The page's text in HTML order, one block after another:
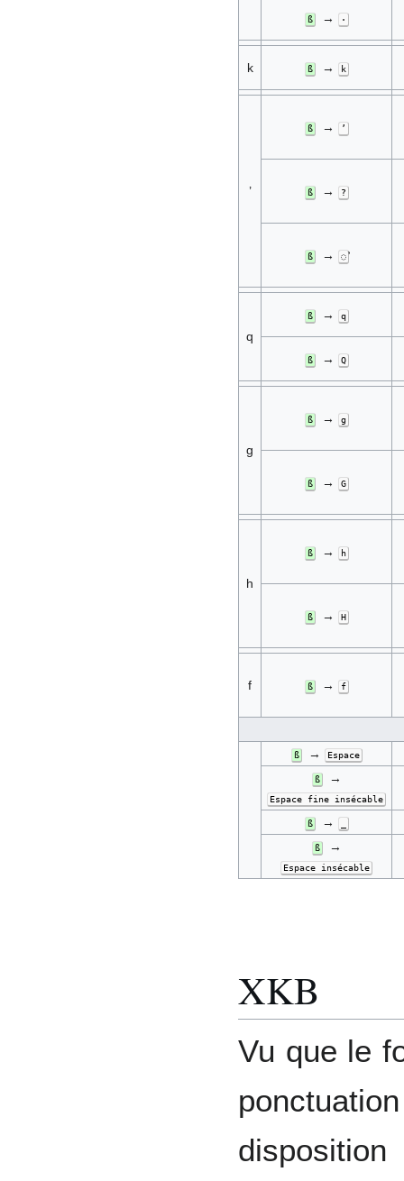
ß → ·
k ß → k
’
ß → ʼ
ß → ?
ß → ◌̉
q
ß → q
ß → Q
g
ß → g
ß → G
h
ß → h
ß → H
f ß → f
ß → Espace
ß →
Espace fine insécable
ß →
ß →
Espace insécable
XKB
Vu que le